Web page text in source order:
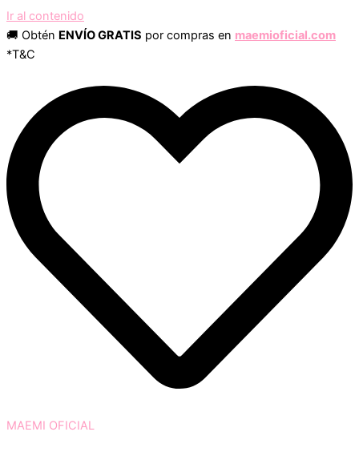
Ir al contenido
🚚 Obtén ENVÍO GRATIS por compras en maemioficial.com
*T&C
MAEMI OFICIAL